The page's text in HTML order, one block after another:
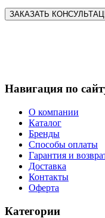
Навигация по
О компании
Каталог
Бренды
Способы оплаты
Гарантия и
Доставка
Контакты
Оферта
Категории